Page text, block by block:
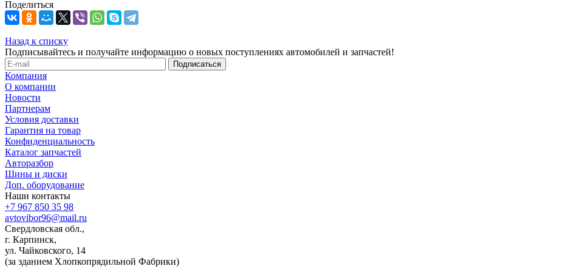
Поделиться
Назад к списку
Подписывайтесь и получайте информацию о новых поступлениях автомобилей и запчастей!
Компания
О компании
Новости
Партнерам
Условия доставки
Гарантия на товар
Конфиденциальность
Каталог запчастей
Авторазбор
Шины и диски
Доп. оборудование
Наши контакты
+7 967 850 35 98
avtovibor96@mail.ru
Свердловская обл.,
г. Карпинск,
ул. Чайковского, 14
(за зданием Хлопкопрядильной Фабрики)